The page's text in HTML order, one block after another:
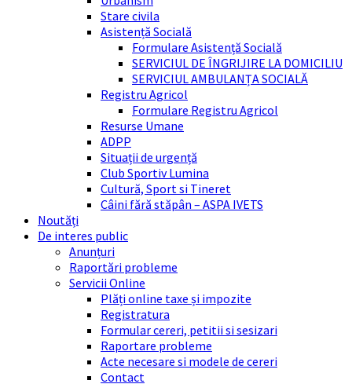
Stare civila
Asistență Socială
Formulare Asistență Socială
SERVICIUL DE ÎNGRIJIRE LA DOMICILIU
SERVICIUL AMBULANȚA SOCIALĂ
Registru Agricol
Formulare Registru Agricol
Resurse Umane
ADPP
Situații de urgență
Club Sportiv Lumina
Cultură, Sport si Tineret
Câini fără stăpân – ASPA IVETS
Noutăți
De interes public
Anunțuri
Raportări probleme
Servicii Online
Plăți online taxe și impozite
Registratura
Formular cereri, petitii si sesizari
Raportare probleme
Acte necesare si modele de cereri
Contact